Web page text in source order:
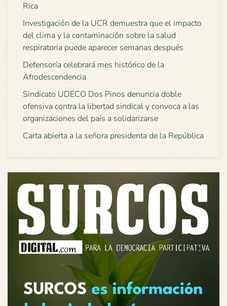
Rica
Investigación de la UCR demuestra que el impacto
del clima y la contaminación sobre la salud
respiratoria puede aparecer semanas después
Defensoría celebrará mes histórico de la
Afrodescendencia
Sindicato UDECO Dos Pinos denuncia doble
ofensiva contra la libertad sindical y convoca a las
organizaciones del país a solidarizarse
Carta abierta a la señora presidenta de la República